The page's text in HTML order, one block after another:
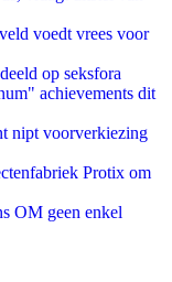
voedt vrees voor
op seksfora
achievements dit
nipt voorverkiezing
Protix om
OM geen enkel